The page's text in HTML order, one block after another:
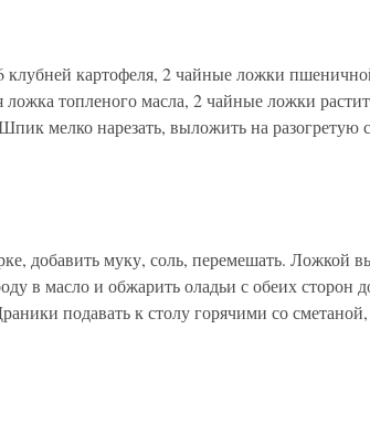
картофеля, 2 чайные ложки
топленого масла, 2 чайные ложки
мелко нарезать, выложить на разогретую
добавить муку, соль, перемешать. Ложкой
в масло и обжарить оладьи с обеих сторон
подавать к столу горячими со